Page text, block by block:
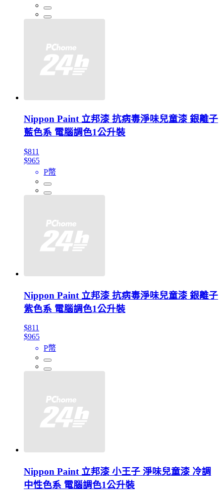
Nippon Paint 立邦漆 抗病毒淨味兒童漆 銀離子
藍色系 電腦調色1公升裝
$811
$965
P幣
Nippon Paint 立邦漆 抗病毒淨味兒童漆 銀離子
紫色系 電腦調色1公升裝
$811
$965
P幣
Nippon Paint 立邦漆 小王子 淨味兒童漆 冷調
中性色系 電腦調色1公升裝